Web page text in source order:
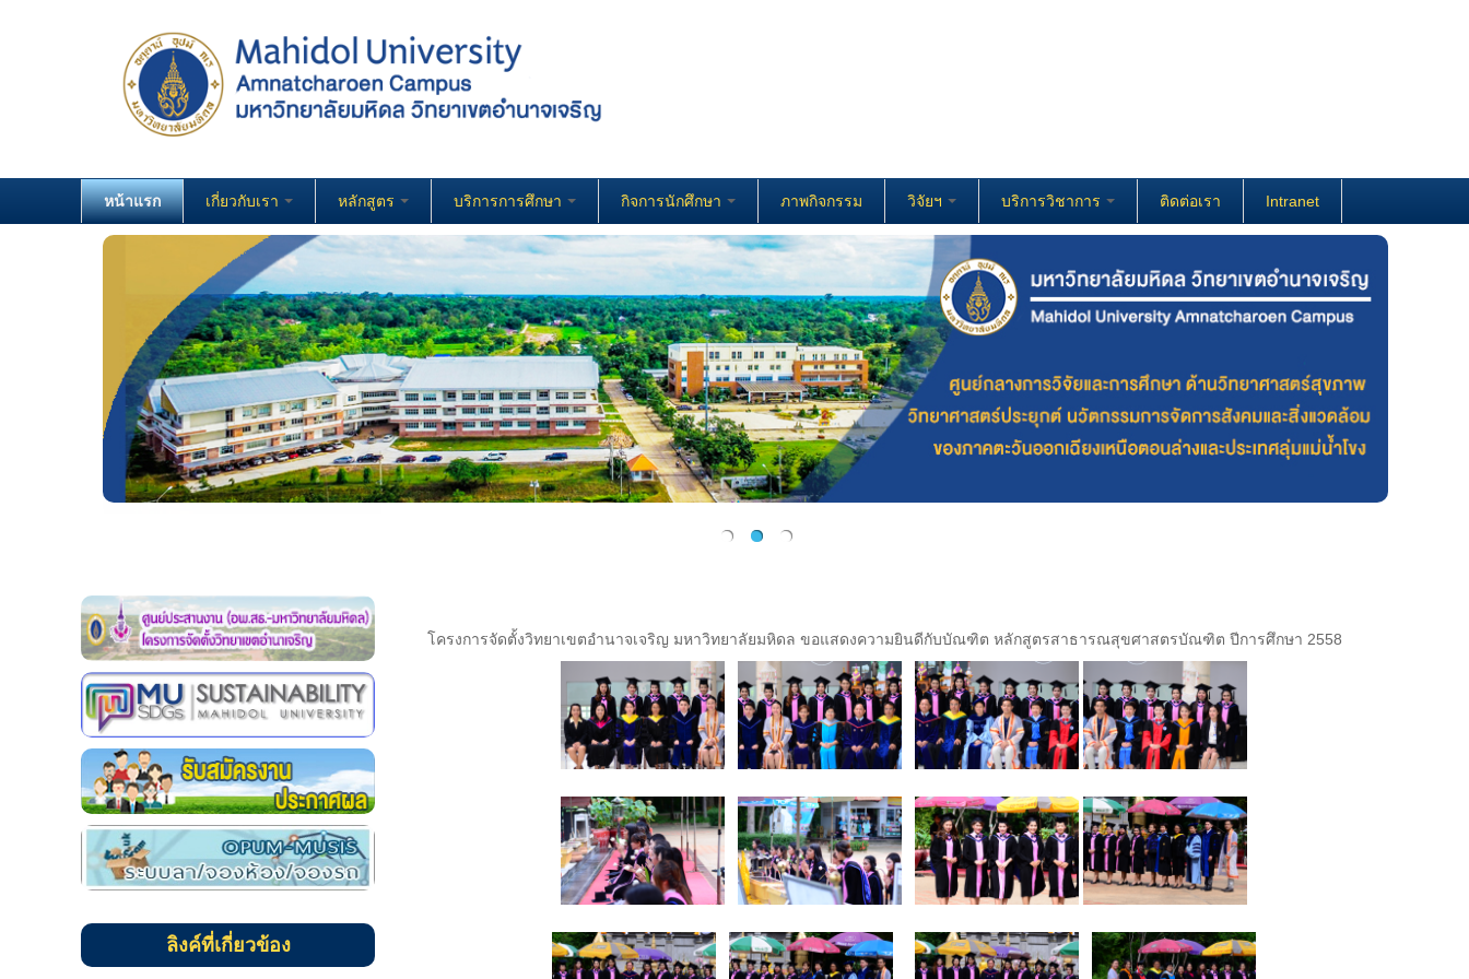
หน้าแรก เกี่ยวกับเรา หลักสูตร บริการการศึกษา กิจการนักศึกษา ภาพกิจกรรม วิจัยฯ บริการวิชาการ ติดต่อเรา Intranet
โครงการจัดตั้งวิทยาเขตอำนาจเจริญ มหาวิทยาลัยมหิดล ขอแสดงความยินดีกับบัณฑิต หลักสูตรสาธารณสุขศาสตรบัณฑิต ปีการศึกษา 2558
ลิงค์ที่เกี่ยวข้อง